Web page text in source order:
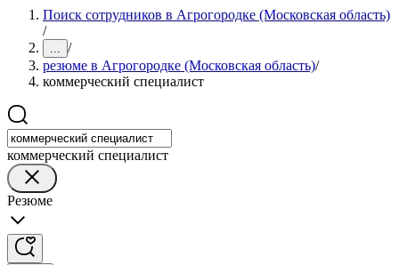
Поиск сотрудников в Агрогородке (Московская область)
/
... /
резюме в Агрогородке (Московская область)/
коммерческий специалист
коммерческий специалист
Резюме